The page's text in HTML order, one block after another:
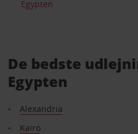
Egypten
De bedste
Egypten
Alexandria
Kairo